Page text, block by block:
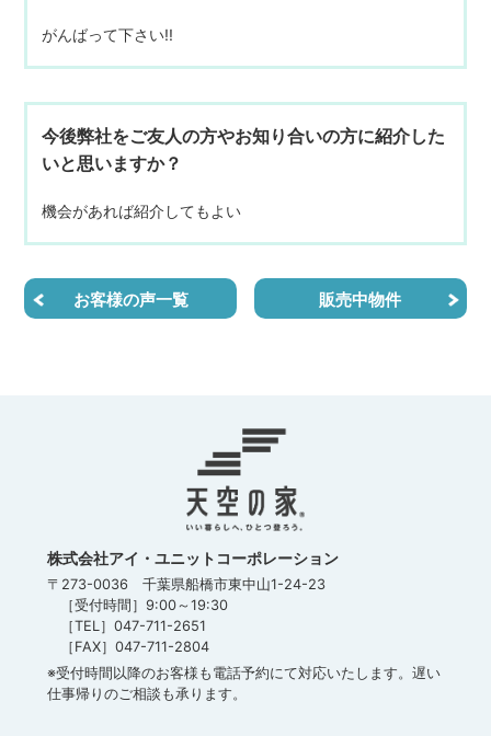
がんばって下さい!!
今後弊社をご友人の方やお知り合いの方に紹介した
いと思いますか？
機会があれば紹介してもよい
お客様の声一覧 販売中物件
株式会社アイ・ユニットコーポレーション
〒273-0036 千葉県船橋市東中山1-24-23
［受付時間］9:00～19:30
［TEL］047-711-2651
［FAX］047-711-2804
※受付時間以降のお客様も電話予約にて対応いたします。遅い
仕事帰りのご相談も承ります。